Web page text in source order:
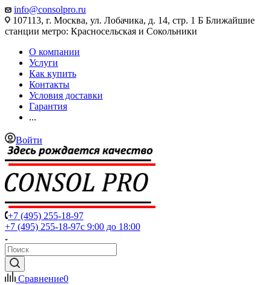
info@consolpro.ru
107113, г. Москва, ул. Лобачика, д. 14, стр. 1 Б Ближайшие
станции метро: Красносельская и Сокольники
О компании
Услуги
Как купить
Контакты
Условия доставки
Гарантия
...
Войти
+7 (495) 255-18-97
+7 (495) 255-18-97с 9:00 до 18:00
Сравнение0